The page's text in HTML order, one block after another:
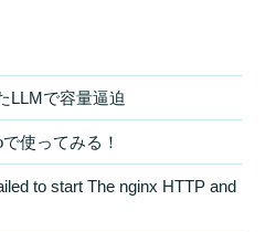
LLMで容量逼迫
使ってみる！
to start The nginx HTTP and